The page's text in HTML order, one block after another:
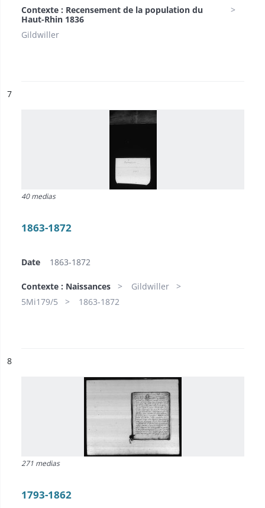
Contexte : Recensement de la population du
Haut-Rhin 1836
Gildwiller
n°
7
40 medias
1863-1872
Date 1863-1872
Contexte : Naissances
Gildwiller
5Mi179/5
1863-1872
n°
8
271 medias
1793-1862